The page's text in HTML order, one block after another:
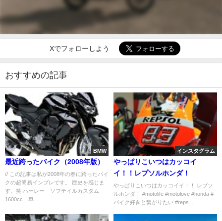
Xでフォローしよう
おすすめの記事
BMW
最近跨ったバイク（2008年版）
// この記事は私が2008年の春に跨ったバイ
クの超簡易インプレです。 歴史を感じま
す。笑 ハーレー ソフテイルカスタム
1600cc 車...
インスタグラム
やっぱりこいつはカッコイ
イ！！レプソルホンダ！
やっぱりこいつはカッコイイ！！ レプソ
ルホンダ！ #motolife #motolove #honda #
バイク好きと繋がりたい #reps...